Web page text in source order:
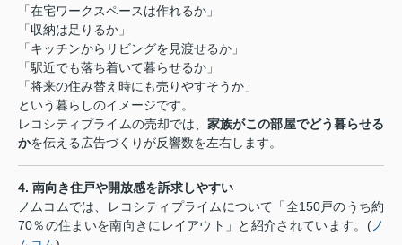
「在宅ワークスペースは作れるか」
「収納は足りるか」
「キッチンからリビングを見渡せるか」
「駅近でも落ち着いて暮らせるか」
「将来の住み替え時にも売りやすそうか」
という暮らしのイメージです。
レコシティプライムの売却では、家族がこの部屋でどう暮らせる
かを伝える広告づくりが反響数を左右します。
4. 南向き住戸や開放感を訴求しやすい
ノムコムでは、レコシティプライムについて「全150戸のうち約
70％の住まいを南向きにレイアウト」と紹介されています。 (ノ